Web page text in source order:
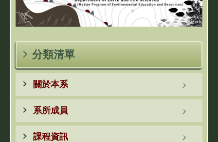
分類清單
關於本系
系所成員
課程資訊